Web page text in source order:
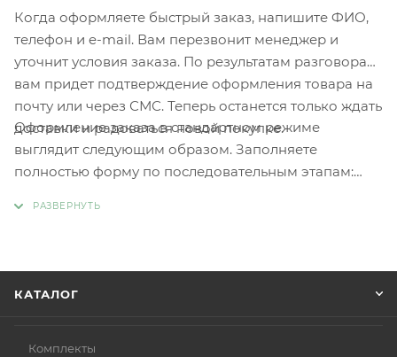
Когда оформляете быстрый заказ, напишите ФИО,
телефон и e-mail. Вам перезвонит менеджер и
уточнит условия заказа. По результатам разговора
вам придет подтверждение оформления товара на
почту или через СМС. Теперь останется только ждать
доставки и радоваться новой покупке.
Оформление заказа в стандартном режиме
выглядит следующим образом. Заполняете
полностью форму по последовательным этапам:
КАТАЛОГ
Комплекты